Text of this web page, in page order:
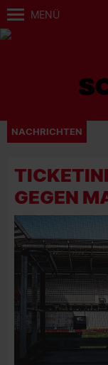
MENÜ
NACHRICHTEN
GEGEN